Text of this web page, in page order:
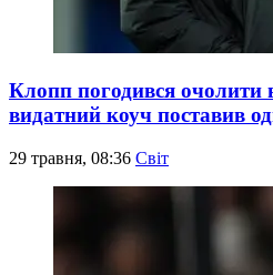
Клопп погодився очолити
видатний коуч поставив
29 травня, 08:36 Світ